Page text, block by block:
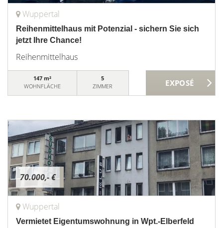
Wuppertal
Reihenmittelhaus mit Potenzial - sichern Sie sich
jetzt Ihre Chance!
Reihenmittelhaus
147 m²
WOHNFLÄCHE
5
ZIMMER
70.000,- €
Wuppertal
Vermietet Eigentumswohnung in Wpt.-Elberfeld